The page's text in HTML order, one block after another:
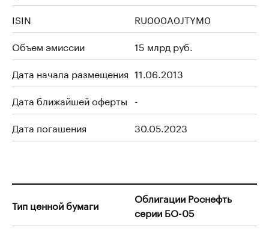
ISIN
RU000A0JTYM0
Объем эмиссии
15 млрд руб.
Дата начала размещения 11.06.2013
Дата ближайшей оферты -
Дата погашения
30.05.2023
Тип ценной бумаги
Облигации Роснефть
серии БО-05